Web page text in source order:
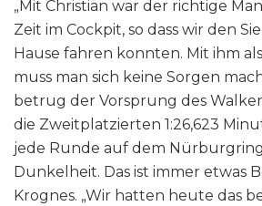
„Mit Christian war der richtige
Zeit im Cockpit, so dass wir den
Hause fahren konnten. Mit ihm
muss man sich keine Sorgen
betrug der Vorsprung des
die Zweitplatzierten 1:26,623
jede Runde auf dem
Dunkelheit. Das ist immer etwas
Krognes. „Wir hatten heute das